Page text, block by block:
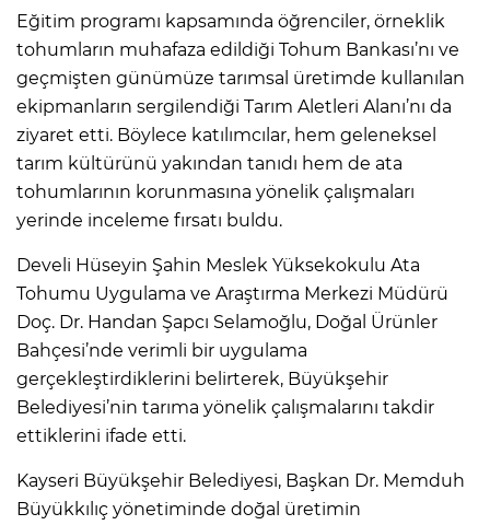
Eğitim programı kapsamında öğrenciler, örneklik
tohumların muhafaza edildiği Tohum Bankası’nı ve
geçmişten günümüze tarımsal üretimde kullanılan
ekipmanların sergilendiği Tarım Aletleri Alanı’nı da
ziyaret etti. Böylece katılımcılar, hem geleneksel
tarım kültürünü yakından tanıdı hem de ata
tohumlarının korunmasına yönelik çalışmaları
yerinde inceleme fırsatı buldu.
Develi Hüseyin Şahin Meslek Yüksekokulu Ata
Tohumu Uygulama ve Araştırma Merkezi Müdürü
Doç. Dr. Handan Şapcı Selamoğlu, Doğal Ürünler
Bahçesi’nde verimli bir uygulama
gerçekleştirdiklerini belirterek, Büyükşehir
Belediyesi’nin tarıma yönelik çalışmalarını takdir
ettiklerini ifade etti.
Kayseri Büyükşehir Belediyesi, Başkan Dr. Memduh
Büyükkılıç yönetiminde doğal üretimin